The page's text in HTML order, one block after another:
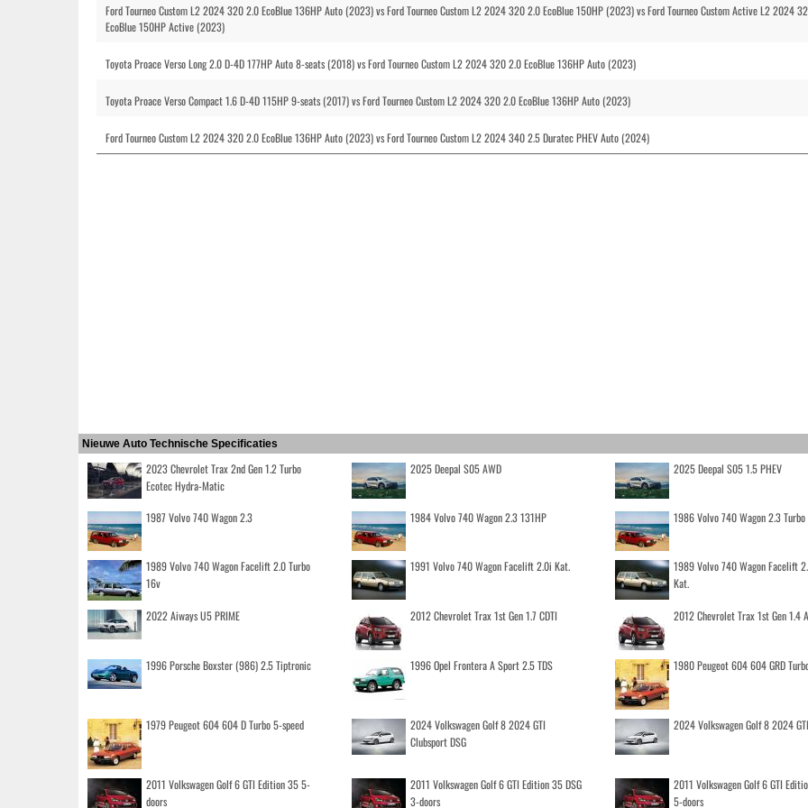
Ford Tourneo Custom L2 2024 320 2.0 EcoBlue 136HP Auto (2023) vs Ford Tourneo Custom L2 2024 320 2.0 EcoBlue 150HP (2023) vs Ford Tourneo Custom Active L2 2024
EcoBlue 150HP Active (2023)
Toyota Proace Verso Long 2.0 D-4D 177HP Auto 8-seats (2018) vs Ford Tourneo Custom L2 2024 320 2.0 EcoBlue 136HP Auto (2023)
Toyota Proace Verso Compact 1.6 D-4D 115HP 9-seats (2017) vs Ford Tourneo Custom L2 2024 320 2.0 EcoBlue 136HP Auto (2023)
Ford Tourneo Custom L2 2024 320 2.0 EcoBlue 136HP Auto (2023) vs Ford Tourneo Custom L2 2024 340 2.5 Duratec PHEV Auto (2024)
Nieuwe Auto Technische Specificaties
2023 Chevrolet Trax 2nd Gen 1.2 Turbo
Ecotec Hydra-Matic
2025 Deepal S05 AWD 2025 Deepal S05 1.5 PHEV
1987 Volvo 740 Wagon 2.3 1984 Volvo 740 Wagon 2.3 131HP 1986 Volvo 740 Wagon 2.3
1989 Volvo 740 Wagon Facelift 2.0 Turbo
16v
1991 Volvo 740 Wagon Facelift 2.0i Kat.
1989 Volvo 740 Wagon Facelift
Kat.
2022 Aiways U5 PRIME 2012 Chevrolet Trax 1st Gen 1.7 CDTI 2012 Chevrolet Trax 1st Gen 1.4
1996 Porsche Boxster (986) 2.5 Tiptronic 1996 Opel Frontera A Sport 2.5 TDS 1980 Peugeot 604 604 GRD
1979 Peugeot 604 604 D Turbo 5-speed
2024 Volkswagen Golf 8 2024 GTI
Clubsport DSG
2024 Volkswagen Golf 8 2024
2011 Volkswagen Golf 6 GTI Edition 35 5-
doors
2011 Volkswagen Golf 6 GTI Edition 35 DSG
3-doors
2011 Volkswagen Golf 6 GTI
5-doors